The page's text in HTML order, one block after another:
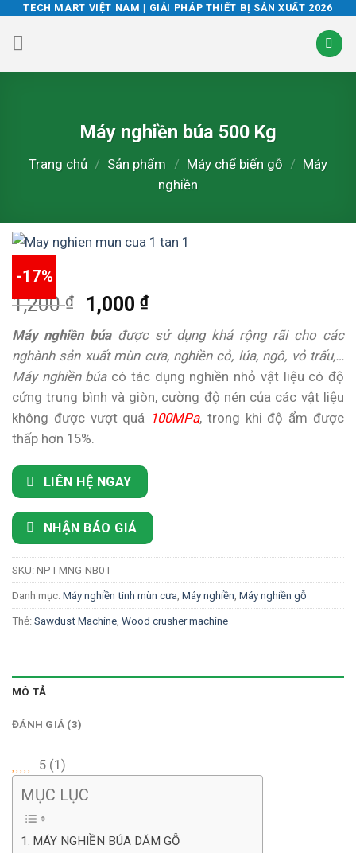
Skip
content
TECH MART VIỆT NAM | GIẢI PHÁP THIẾT BỊ SẢN XUẤT 2026
Máy nghiền búa 500 Kg
Trang chủ / Sản phẩm / Máy chế biến gỗ / Máy
nghiền
-17%
1,200₫
Giá
gốc
là:
1,200 ₫.
1,000 ₫Giá
hiện
tại
là:
1,000 ₫.
Máy nghiền búađược sử dụng khá rộng rãi cho các
nghành sản xuất mùn cưa, nghiền cỏ, lúa, ngô, vỏ trấu,…
Máy nghiền búacó tác dụng nghiền nhỏ vật liệu có độ
cứng trung bình và giòn, cường độ nén của các vật liệu
không được vượt quá 100MPa, trong khi độ ẩm được
thấp hơn 15%.
LIÊN HỆ NGAY
NHẬN BÁO GIÁ
SKU: NPT-MNG-NB0T
Danh mục: Máy nghiền tinh mùn cưa Máy nghiền Máy nghiền gỗ
Thẻ: Sawdust Machine Wood crusher machine
MÔ TẢ
ĐÁNH GIÁ (3)
5 (1)
MỤC LỤC
MÁY NGHIỀN BÚA DĂM GỖ